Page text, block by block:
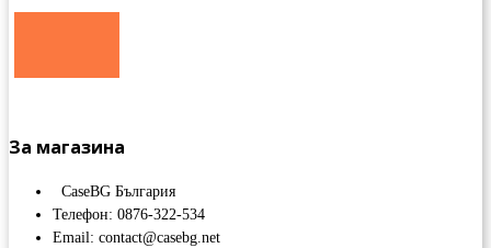
За магазина
CaseBG България
Телефон: 0876-322-534
Email: contact@casebg.net